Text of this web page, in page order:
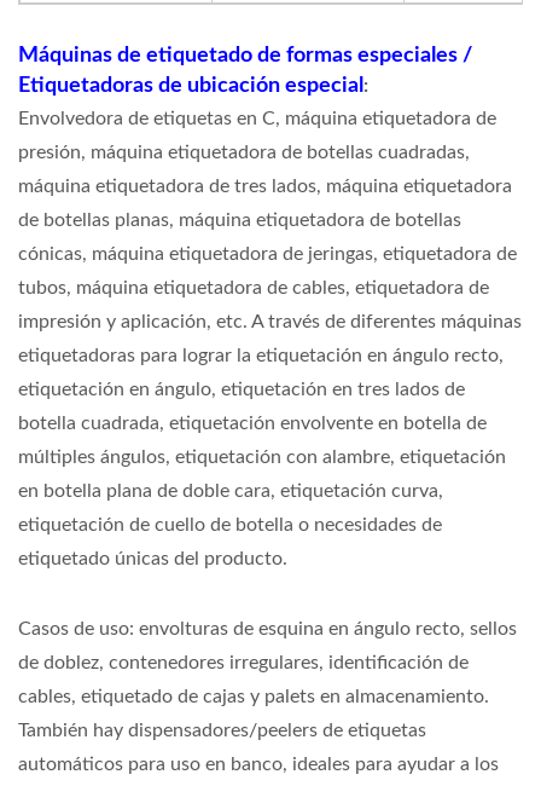
Máquinas de etiquetado de formas especiales /
Etiquetadoras de ubicación especial :
Envolvedora de etiquetas en C, máquina etiquetadora de
presión, máquina etiquetadora de botellas cuadradas,
máquina etiquetadora de tres lados, máquina etiquetadora
de botellas planas, máquina etiquetadora de botellas
cónicas, máquina etiquetadora de jeringas, etiquetadora de
tubos, máquina etiquetadora de cables, etiquetadora de
impresión y aplicación, etc. A través de diferentes máquinas
etiquetadoras para lograr la etiquetación en ángulo recto,
etiquetación en ángulo, etiquetación en tres lados de
botella cuadrada, etiquetación envolvente en botella de
múltiples ángulos, etiquetación con alambre, etiquetación
en botella plana de doble cara, etiquetación curva,
etiquetación de cuello de botella o necesidades de
etiquetado únicas del producto.
Casos de uso: envolturas de esquina en ángulo recto, sellos
de doblez, contenedores irregulares, identificación de
cables, etiquetado de cajas y palets en almacenamiento.
También hay dispensadores/peelers de etiquetas
automáticos para uso en banco, ideales para ayudar a los